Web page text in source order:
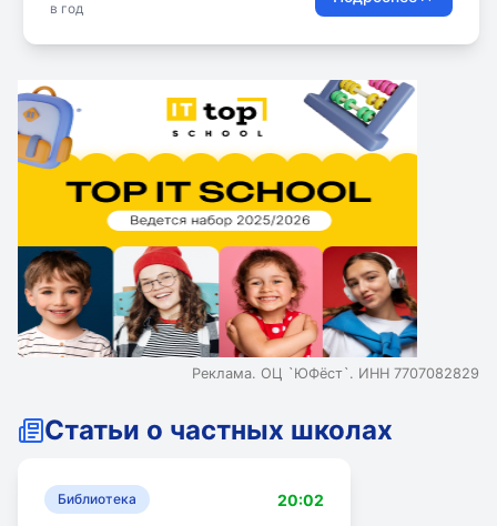
в год
Реклама. ОЦ `ЮФёст`. ИНН 7707082829
Статьи о частных школах
Библиотека 20:02